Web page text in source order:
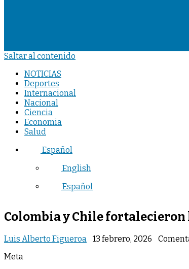
Saltar al contenido
NOTICIAS
Deportes
Internacional
Nacional
Ciencia
Economia
Salud
Español
English
Español
Colombia y Chile fortalecieron
Luis Alberto Figueroa 13 febrero, 2026
Meta